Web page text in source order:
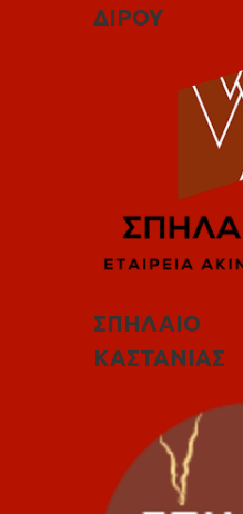
ΔΙΡΟΥ
ΣΠΗΛΑΙΟ
ΚΑΣΤΑΝΙΑΣ